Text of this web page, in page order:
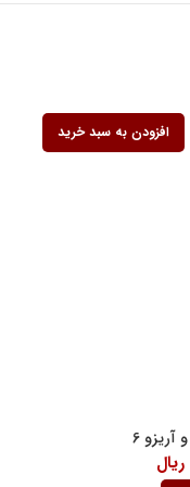
افزودن به سبد خرید
ریال